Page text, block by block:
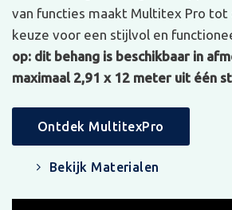
van functies maakt Multitex Pro
keuze voor een stijlvol en
op: dit behang is beschikbaar in
maximaal 2,91 x 12 meter uit één
Ontdek MultitexPro
Bekijk Materialen